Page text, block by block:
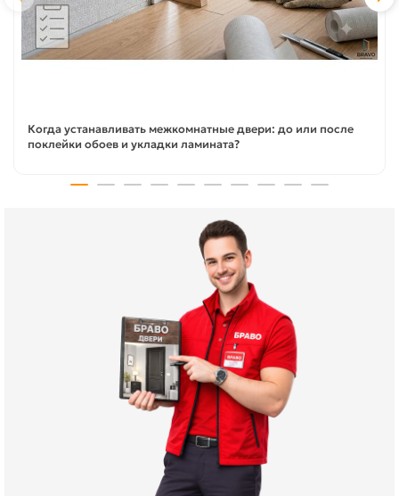
Когда устанавливать межкомнатные двери: до или после
поклейки обоев и укладки ламината?